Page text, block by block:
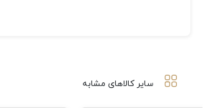
سایر کالاهای مشابه